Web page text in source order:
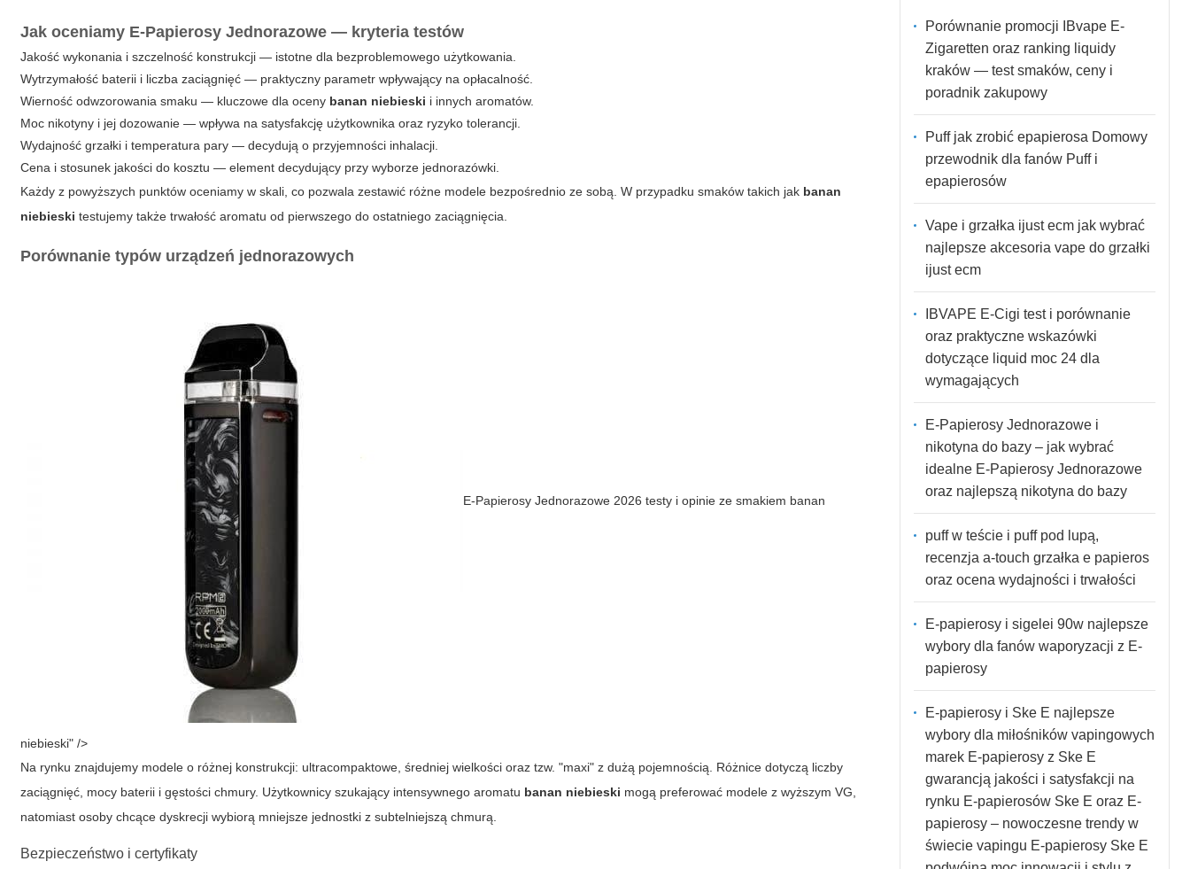
Jak oceniamy E-Papierosy Jednorazowe — kryteria testów
Jakość wykonania i szczelność konstrukcji — istotne dla bezproblemowego użytkowania.
Wytrzymałość baterii i liczba zaciągnięć — praktyczny parametr wpływający na opłacalność.
Wierność odwzorowania smaku — kluczowe dla oceny banan niebieski i innych aromatów.
Moc nikotyny i jej dozowanie — wpływa na satysfakcję użytkownika oraz ryzyko tolerancji.
Wydajność grzałki i temperatura pary — decydują o przyjemności inhalacji.
Cena i stosunek jakości do kosztu — element decydujący przy wyborze jednorazówki.
Każdy z powyższych punktów oceniamy w skali, co pozwala zestawić różne modele bezpośrednio ze sobą. W przypadku smaków takich jak banan
niebieski testujemy także trwałość aromatu od pierwszego do ostatniego zaciągnięcia.
Porównanie typów urządzeń jednorazowych
E-Papierosy Jednorazowe 2026 testy i opinie ze smakiem banan
niebieski" />
Na rynku znajdujemy modele o różnej konstrukcji: ultracompaktowe, średniej wielkości oraz tzw. "maxi" z dużą pojemnością. Różnice dotyczą liczby
zaciągnięć, mocy baterii i gęstości chmury. Użytkownicy szukający intensywnego aromatu banan niebieski mogą preferować modele z wyższym VG,
natomiast osoby chcące dyskrecji wybiorą mniejsze jednostki z subtelniejszą chmurą.
Bezpieczeństwo i certyfikaty
Porównanie promocji IBvape E-
Zigaretten oraz ranking liquidy
kraków — test smaków, ceny i
poradnik zakupowy
Puff jak zrobić epapierosa Domowy
przewodnik dla fanów Puff i
epapierosów
Vape i grzałka ijust ecm jak wybrać
najlepsze akcesoria vape do grzałki
ijust ecm
IBVAPE E-Cigi test i porównanie
oraz praktyczne wskazówki
dotyczące liquid moc 24 dla
wymagających
E-Papierosy Jednorazowe i
nikotyna do bazy – jak wybrać
idealne E-Papierosy Jednorazowe
oraz najlepszą nikotyna do bazy
puff w teście i puff pod lupą,
recenzja a-touch grzałka e papieros
oraz ocena wydajności i trwałości
E-papierosy i sigelei 90w najlepsze
wybory dla fanów waporyzacji z E-
papierosy
E-papierosy i Ske E najlepsze
wybory dla miłośników vapingowych
marek E-papierosy z Ske E
gwarancją jakości i satysfakcji na
rynku E-papierosów Ske E oraz E-
papierosy – nowoczesne trendy w
świecie vapingu E-papierosy Ske E